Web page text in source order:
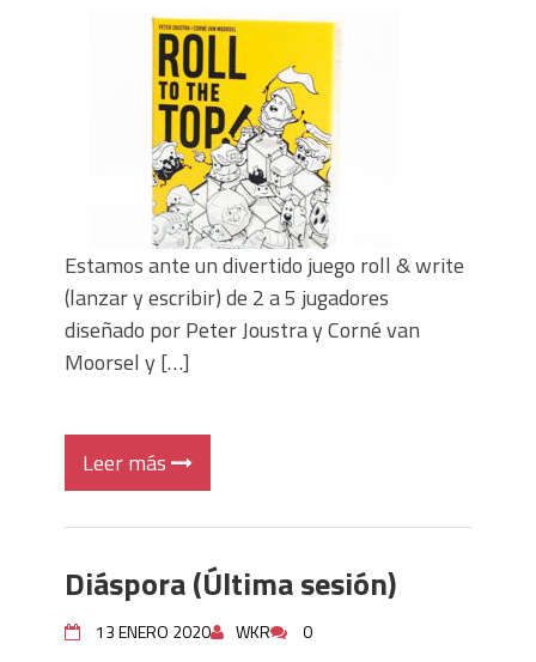
Estamos ante un divertido juego roll & write
(lanzar y escribir) de 2 a 5 jugadores
diseñado por Peter Joustra y Corné van
Moorsel y […]
Leer más
Diáspora (Última sesión)
13 ENERO 2020 WKR 0